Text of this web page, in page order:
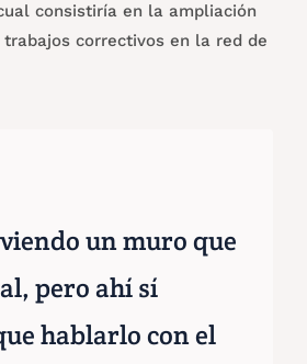
consistiría en la ampliación
correctivos en la red de
un muro que
pero ahí sí
hablarlo con el